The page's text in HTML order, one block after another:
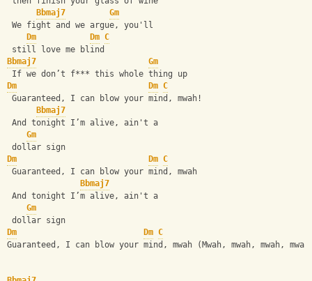
Bbmaj7
Gm
We fight and we argue, you'll
Dm
Dm C
still love me blind
Bbmaj7
Gm
If we don’t f*** this whole thing up
Dm
Dm C
Guaranteed, I can blow your mind, mwah!
Bbmaj7
And tonight I’m alive, ain't a
Gm
dollar sign
Dm
Dm C
Guaranteed, I can blow your mind, mwah
Bbmaj7
And tonight I’m alive, ain't a
Gm
dollar sign
Dm
Dm C
Guaranteed, I can blow your mind, mwah (Mwah, mwah, mwah,